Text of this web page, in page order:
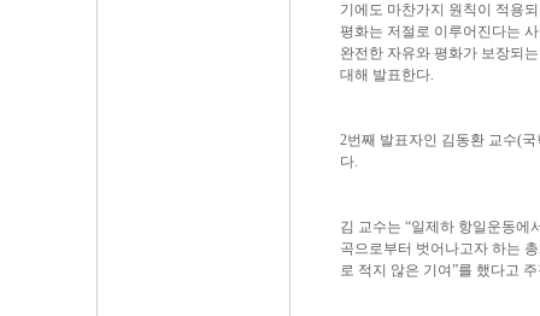
기에도 마찬가지 원칙이 적용
평화는 저절로 이루어진다는
완전한 자유와 평화가 보장되
대해 발표한다.
2번째 발표자인 김동환 교수(
다.
김 교수는 “일제하 항일운동에
곡으로부터 벗어나고자 하는
로 적지 않은 기여”를 했다고